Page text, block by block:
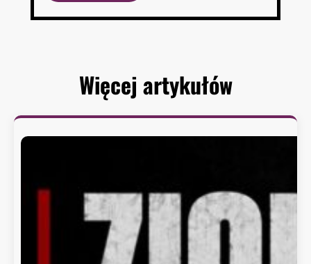
Więcej artykułów